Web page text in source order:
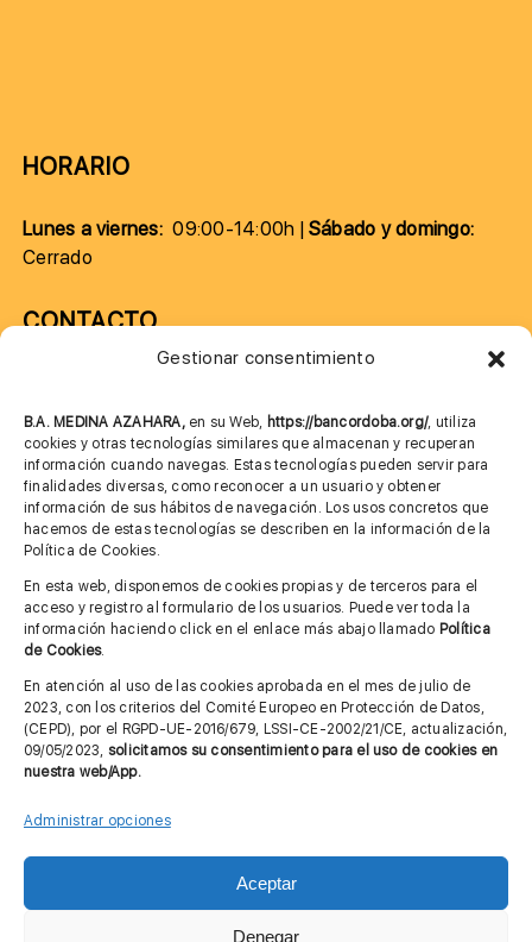
Gestionar consentimiento
B.A. MEDINA AZAHARA, en su Web, https://bancordoba.org/, utiliza
cookies y otras tecnologías similares que almacenan y recuperan
información cuando navegas. Estas tecnologías pueden servir para
finalidades diversas, como reconocer a un usuario y obtener
información de sus hábitos de navegación. Los usos concretos que
hacemos de estas tecnologías se describen en la información de la
Política de Cookies.
En esta web, disponemos de cookies propias y de terceros para el
acceso y registro al formulario de los usuarios. Puede ver toda la
información haciendo click en el enlace más abajo llamado Política
de Cookies.
En atención al uso de las cookies aprobada en el mes de julio de
2023, con los criterios del Comité Europeo en Protección de Datos,
(CEPD), por el RGPD-UE-2016/679, LSSI-CE-2002/21/CE, actualización,
09/05/2023, solicitamos su consentimiento para el uso de cookies en
nuestra web/App.
Administrar opciones
Aceptar
Denegar
HORARIO
Lunes a viernes:09:00-14:00h |Sábado y domingo:
Cerrado
CONTACTO
685 901 226
MÁS INFORMACIÓN
Aviso legal
Política de privacidad
Cita previa FAGA
© Copyright 2012 - 2026 |Diseño web: Taller Empresarial 2.0